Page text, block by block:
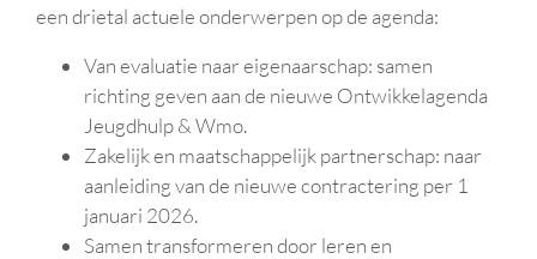
een drietal actuele onderwerpen op de agenda:
Van evaluatie naar eigenaarschap: samen
richting geven aan de nieuwe Ontwikkelagenda
Jeugdhulp & Wmo.
Zakelijk en maatschappelijk partnerschap: naar
aanleiding van de nieuwe contractering per 1
januari 2026.
Samen transformeren door leren en